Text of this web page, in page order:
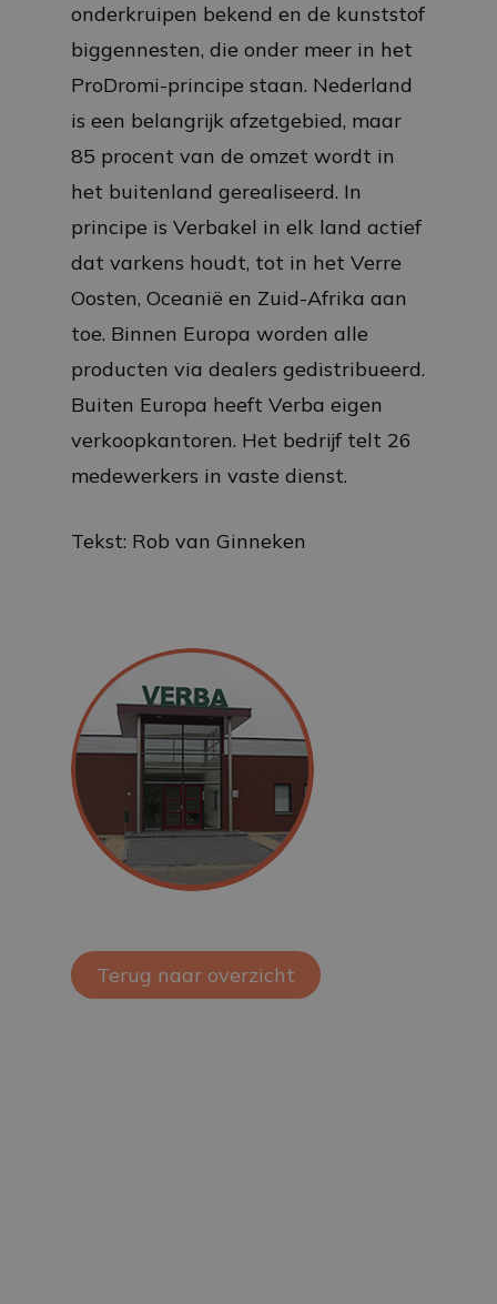
onderkruipen bekend en de kunststof
biggennesten, die onder meer in het
ProDromi-principe staan. Nederland
is een belangrijk afzetgebied, maar
85 procent van de omzet wordt in
het buitenland gerealiseerd. In
principe is Verbakel in elk land actief
dat varkens houdt, tot in het Verre
Oosten, Oceanië en Zuid-Afrika aan
toe. Binnen Europa worden alle
producten via dealers gedistribueerd.
Buiten Europa heeft Verba eigen
verkoopkantoren. Het bedrijf telt 26
medewerkers in vaste dienst.
Tekst: Rob van Ginneken
Terug naar overzicht